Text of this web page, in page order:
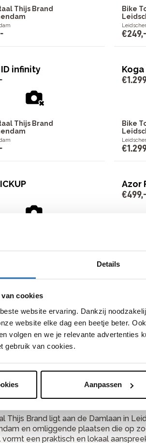
Details
cookies
website ervaring. Dankzij
website elke dag een beetje beter.
volgen en we je relevante advertenties
gebruik van cookies.
Aanpassen
Thijs Brand
-
Bike
€249,-
infinity
-
Thijs Brand
-
Koga
€1 .299
Bike
€1 .299
Azor
€499,-
Totaal Thijs Brand en
Thijs Brand ligt aan de Damlaan in
en omliggende plaatsen die op
vormt een praktisch en lokaal